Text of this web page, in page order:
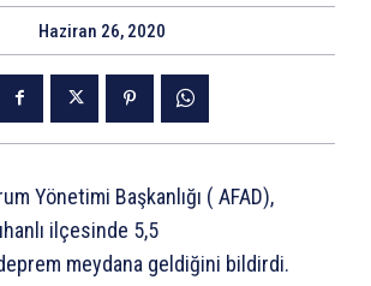
Haziran 26, 2020
Yönetimi Başkanlığı ( AFAD),
ilçesinde 5,5
meydana geldiğini bildirdi.